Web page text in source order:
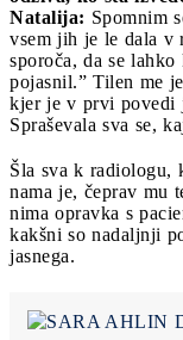
Natalija: Spomnim
vsem jih je le dala v
sporoča, da se
pojasnil.” Tilen me
kjer je v prvi povedi
Spraševala sva se,
Šla sva k radiologu,
nama je, čeprav mu
nima opravka s
kakšni so nadaljnji
jasnega.